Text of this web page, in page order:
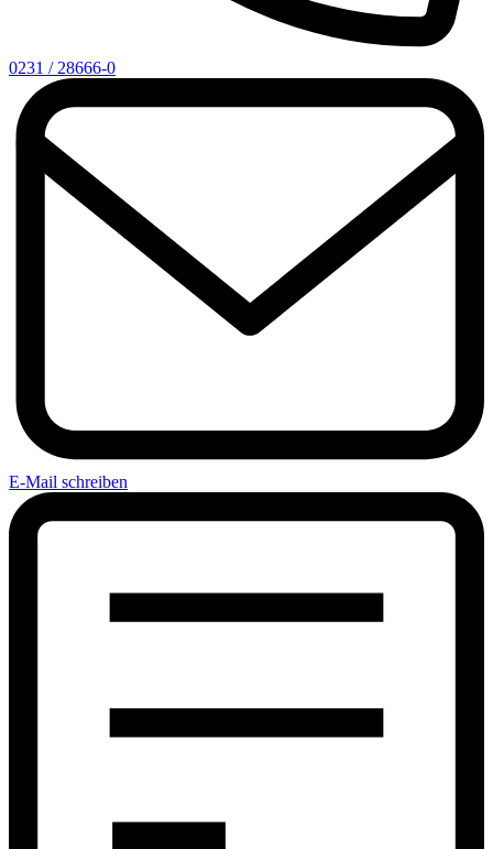
0231 / 28666-0
E-Mail schreiben